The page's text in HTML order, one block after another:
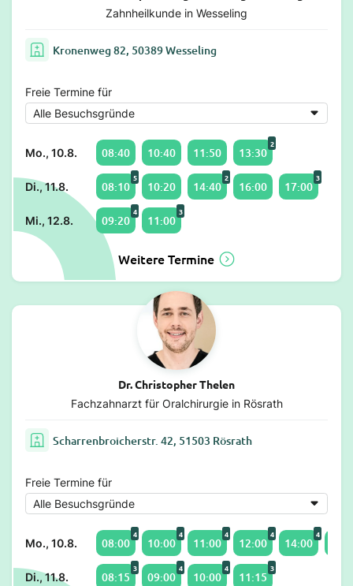
Zahnheilkunde in Wesseling
Kronenweg 82, 50389 Wesseling
Freie Termine für
Mo., 10.8. 08:40 10:40 11:50 13:30
2
Di., 11.8. 08:10
5
10:20 14:40
2
16:00 17:00
3
Mi., 12.8. 09:20
4
11:00
3
Weitere Termine
Dr. Christopher Thelen
Fachzahnarzt für Oralchirurgie in Rösrath
Scharrenbroicherstr. 42, 51503 Rösrath
Freie Termine für
Mo., 10.8. 08:00
4
10:00
4
11:00
4
12:00
4
14:00
4
Di., 11.8. 08:15
3
09:00
4
10:00
4
11:15
3